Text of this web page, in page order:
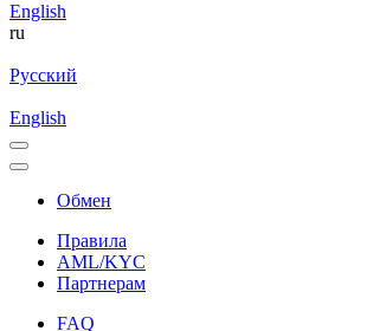
English
ru
Русский
English
Обмен
Правила
AML/KYC
Партнерам
FAQ